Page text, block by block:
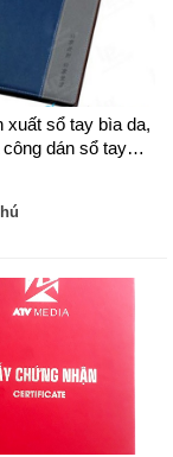
sổ tay bìa da,
dán sổ tay